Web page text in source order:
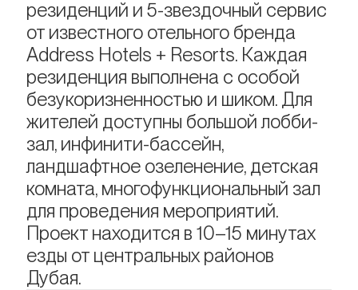
резиденций и 5-звездочный сервис
от известного отельного бренда
Address Hotels + Resorts. Каждая
резиденция выполнена с особой
безукоризненностью и шиком. Для
жителей доступны большой лобби-
зал, инфинити-бассейн,
ландшафтное озеленение, детская
комната, многофункциональный зал
для проведения мероприятий.
Проект находится в 10–15 минутах
езды от центральных районов
Дубая.